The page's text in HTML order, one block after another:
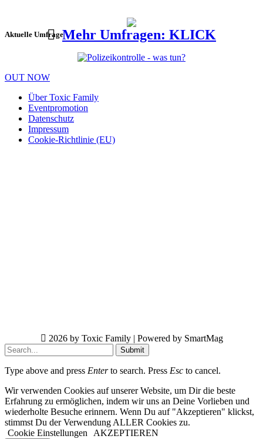
Aktuelle UmfrageMehr Umfragen: KLICK
OUT NOW
Über Toxic Family
Eventpromotion
Datenschutz
Impressum
Cookie-Richtlinie (EU)
2026 by Toxic Family | Powered by SmartMag
Submit
Type above and press Enterto search. Press Esc to cancel.
Wir verwenden Cookies auf unserer Website, um Dir die beste
Erfahrung zu ermöglichen, indem wir uns an Deine Vorlieben und
wiederholte Besuche erinnern. Wenn Du auf "Akzeptieren" klickst,
stimmst Du der Verwendung ALLER Cookies zu.
Cookie Einstellungen
AKZEPTIEREN